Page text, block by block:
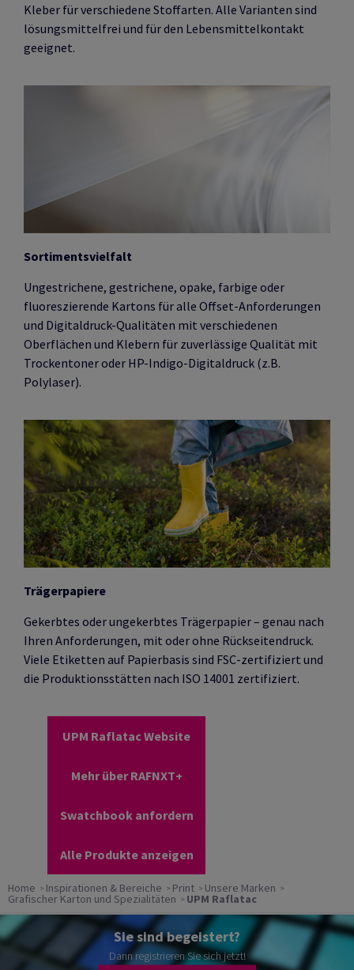
Kleber für verschiedene Stoffarten. Alle Varianten sind
lösungsmittelfrei und für den Lebensmittelkontakt
geeignet.
Sortimentsvielfalt
Ungestrichene, gestrichene, opake, farbige oder
fluoreszierende Kartons für alle Offset-Anforderungen
und Digitaldruck-Qualitäten mit verschiedenen
Oberflächen und Klebern für zuverlässige Qualität mit
Trockentoner oder HP-Indigo-Digitaldruck (z.B.
Polylaser).
Trägerpapiere
Gekerbtes oder ungekerbtes Trägerpapier – genau nach
Ihren Anforderungen, mit oder ohne Rückseitendruck.
Viele Etiketten auf Papierbasis sind FSC-zertifiziert und
die Produktionsstätten nach ISO 14001 zertifiziert.
UPM Raflatac Website
Mehr über RAFNXT+
Swatchbook anfordern
Alle Produkte anzeigen
Home Inspirationen & Bereiche Print Unsere Marken
Grafischer Karton und Spezialitäten UPM Raflatac
Sie sind begeistert?
Dann registrieren Sie sich jetzt!